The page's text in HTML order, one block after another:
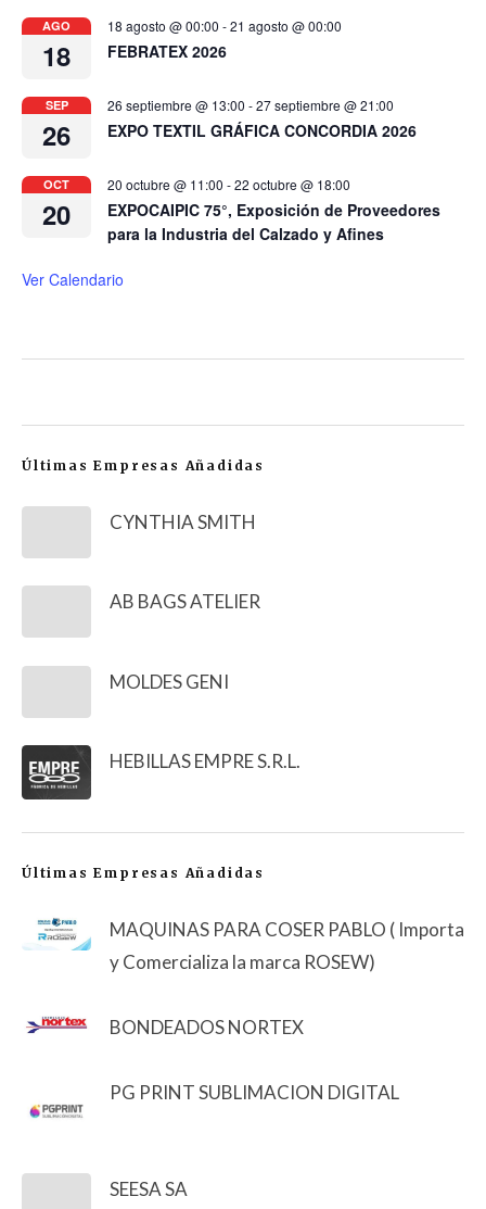
AGO
18
18 agosto @ 00:00 -21 agosto @ 00:00
FEBRATEX 2026
SEP
26
26 septiembre @ 13:00 -27 septiembre @ 21:00
EXPO TEXTIL GRÁFICA CONCORDIA 2026
OCT
20
20 octubre @ 11:00 -22 octubre @ 18:00
EXPOCAIPIC 75°, Exposición de Proveedores
para la Industria del Calzado y Afines
Ver Calendario
Últimas Empresas Añadidas
CYNTHIA SMITH
AB BAGS ATELIER
MOLDES GENI
HEBILLAS EMPRE S.R.L.
Últimas Empresas Añadidas
MAQUINAS PARA COSER PABLO ( Importa
y Comercializa la marca ROSEW)
BONDEADOS NORTEX
PG PRINT SUBLIMACION DIGITAL
SEESA SA